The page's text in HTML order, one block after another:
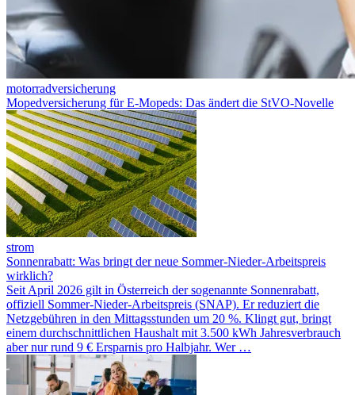
motorradversicherung
Mopedversicherung für E-Mopeds: Das ändert die StVO-Novelle
strom
Sonnenrabatt: Was bringt der neue Sommer-Nieder-Arbeitspreis
wirklich?
Seit April 2026 gilt in Österreich der sogenannte Sonnenrabatt,
offiziell Sommer-Nieder-Arbeitspreis (SNAP). Er reduziert die
Netzgebühren in den Mittagsstunden um 20 %. Klingt gut, bringt
einem durchschnittlichen Haushalt mit 3.500 kWh Jahresverbrauch
aber nur rund 9 € Ersparnis pro Halbjahr. Wer …